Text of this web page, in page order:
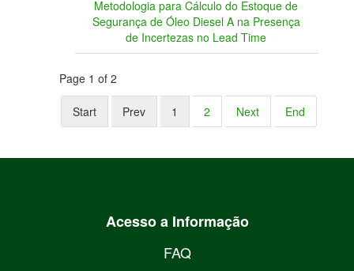
Metodologia para Cálculo do Estoque de
Segurança de Óleo Diesel A na Presença
de Incertezas no Lead Time
Page 1 of 2
Start Prev 1 2 Next End
Acesso a Informação
FAQ